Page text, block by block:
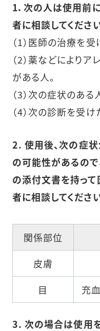
1．次の人は使用前
者に相談してくださ
（1）医師の治療を受
（2）薬などにより
がある人。
（3）次の症状のあ
（4）次の診断を受
2. 使用後、次の症
の可能性があるので
の添付文書を持っ
者に相談してくださ
関係部位
皮膚
目
充
3. 次の場合は使用